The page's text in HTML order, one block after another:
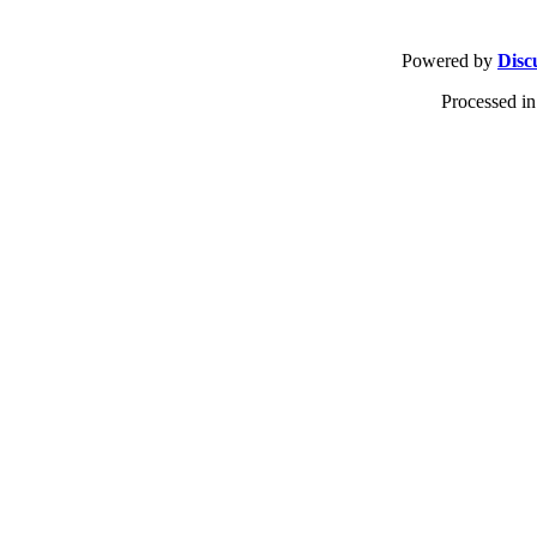
Powered by
Processed